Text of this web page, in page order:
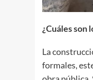
¿Cuáles son
La
formales,